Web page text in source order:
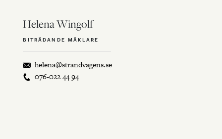
Helena Wingolf
BITRÄDANDE MÄKLARE
helena@strandvagens.se
076-022 44 94